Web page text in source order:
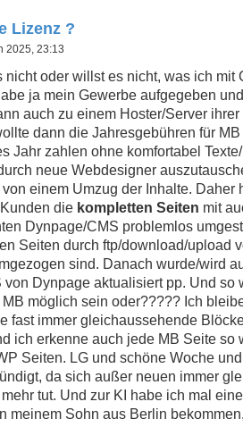
Lizenz ?
2025, 23:13
nicht oder willst es nicht, was ich mit
ja mein Gewerbe aufgegeben
auch zu einem Hoster/Server ihrer
dann die Jahresgebühren für MB
Jahr zahlen ohne komfortabel
neue Webdesigner
einem Umzug der Inhalte. Daher
die kompletten Seiten mit
Dynpage/CMS problemlos
Seiten durch ftp/download/upload
sind. Danach wurde/wird
von Dynpage aktualisiert pp. Und so
möglich sein oder????? Ich
fast immer gleichaussehende
ich erkenne auch jede MB Seite so
Seiten. LG und schöne Woche
da sich außer neuen immer
tut. Und zur KI habe ich mal
meinem Sohn aus Berlin